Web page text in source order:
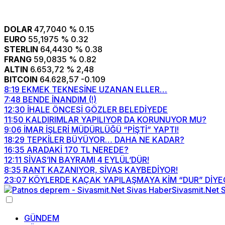
DOLAR 47,7040 % 0.15
EURO 55,1975 % 0.32
STERLIN 64,4430 % 0.38
FRANG 59,0835 % 0.82
ALTIN 6.653,72 % 2,48
BITCOIN 64.628,57 -0.109
8:19 EKMEK TEKNESİNE UZANAN ELLER…
7:48 BENDE İNANDIM (!)
12:30 İHALE ÖNCESİ GÖZLER BELEDİYEDE
11:50 KALDIRIMLAR YAPILIYOR DA KORUNUYOR MU?
9:06 İMAR İŞLERİ MÜDÜRLÜĞÜ “PİŞTİ” YAPTI!
18:29 TEPKİLER BÜYÜYOR… DAHA NE KADAR?
16:35 ARADAKİ 170 TL NEREDE?
12:11 SİVAS’IN BAYRAMI 4 EYLÜL’DÜR!
8:35 RANT KAZANIYOR, SİVAS KAYBEDİYOR!
23:07 KÖYLERDE KAÇAK YAPILAŞMAYA KİM “DUR”
GÜNDEM